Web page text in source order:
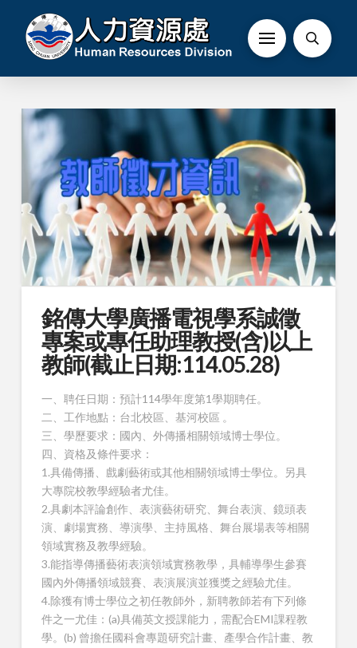
銘傳大學廣播電視學系誠徵
專案或專任助理教授(含)以上
教師(截止日期:114.05.28)
一、聘任日期：預計114學年度第1學期聘任。
二、工作地點：台北校區、基河校區 。
三、學歷要求：國內、外傳播相關領域博士學位。
四、資格及條件要求：
1.具備傳播、戲劇藝術或其他相關領域博士學位。另具
大專院校教學經驗者尤佳。
2.具劇本評論創作、表演藝術研究、舞台表演、鏡頭表
演、劇場實務、導演學、主持風格、舞台展場表等相關
領域實務及教學經驗。
3.能指導傳播藝術表演領域實務教學，具輔導學生參賽
國內外傳播領域競賽、表演展演並獲獎之經驗尤佳。
4.除獲有博士學位之初任教師外，新聘教師若有下列條
件之一尤佳：(a)具備英文授課能力，需配合EMI課程教
學。(b) 曾擔任國科會專題研究計畫、產學合作計畫、教